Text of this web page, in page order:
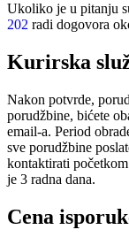
Ukoliko je u pitanju
202 radi dogovora
Kurirska
Nakon potvrde,
porudžbine, bićete
email-a. Period
sve porudžbine
kontaktirati
je 3 radna dana.
Cena